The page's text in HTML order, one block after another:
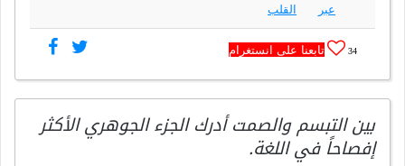
عبر القلب
34 تابعنا على انستغرام
بين التبسم والصمت أدرك الجزء الجوهري الأكثر
إفصاحاً في اللغة.